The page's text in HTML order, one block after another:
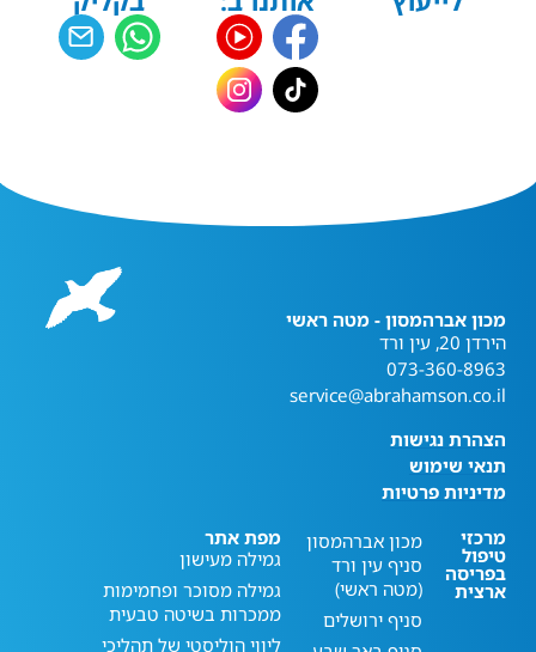
מכון אברהמסון - מטה ראשי
הירדן 20, עין ורד
073-360-8963
service@abrahamson.co.il
הצהרת נגישות
תנאי שימוש
מדיניות פרטיות
מרכזי
טיפול
בפריסה
ארצית
מכון אברהמסון
סניף עין ורד
(מטה ראשי)
סניף ירושלים
מפת אתר
גמילה מעישון
גמילה מסוכר ופחמימות
ממכרות בשיטה טבעית
ליווי הוליסטי של תהליכי